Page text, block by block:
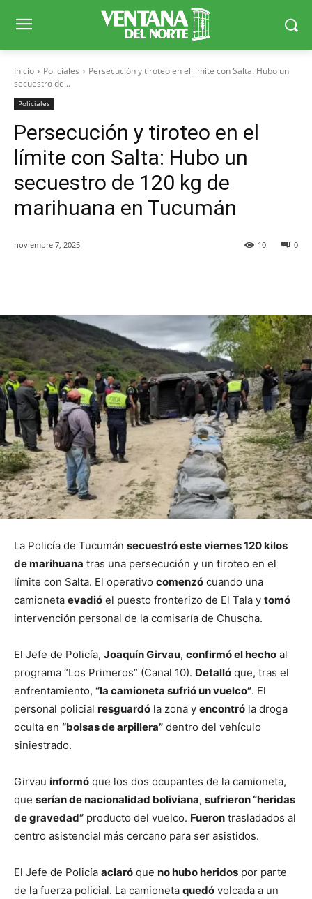
Inicio Policiales
Persecución y tiroteo en el límite con Salta: Hubo un
secuestro de...
Policiales
Persecución y tiroteo en el
límite con Salta: Hubo un
secuestro de 120 kg de
marihuana en Tucumán
noviembre 7, 2025 0
10
La Policía de Tucumán secuestró este viernes 120 kilos
de marihuana tras una persecución y un tiroteo en el
límite con Salta. El operativo comenzó cuando una
camioneta evadió el puesto fronterizo de El Tala y tomó
intervención personal de la comisaría de Chuscha.
El Jefe de Policía, Joaquín Girvau, confirmó el hecho al
programa “Los Primeros” (Canal 10). Detalló que, tras el
enfrentamiento, “la camioneta sufrió un vuelco”. El
personal policial resguardó la zona y encontró la droga
oculta en “bolsas de arpillera” dentro del vehículo
siniestrado.
Girvau informó que los dos ocupantes de la camioneta,
que serían de nacionalidad boliviana, sufrieron “heridas
de gravedad” producto del vuelco. Fueron trasladados al
centro asistencial más cercano para ser asistidos.
El Jefe de Policía aclaró que no hubo heridos por parte
de la fuerza policial. La camioneta quedó volcada a un